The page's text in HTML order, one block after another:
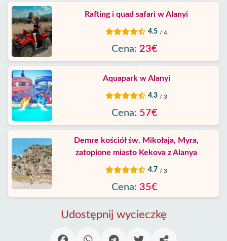
Rafting i quad safari w Alanyi
4.5 / 4
Cena: 23€
Aquapark w Alanyi
4.3 / 3
Cena: 57€
Demre kościół św. Mikołaja, Myra,
zatopione miasto Kekova z Alanya
4.7 / 3
Cena: 35€
Udostępnij wycieczkę